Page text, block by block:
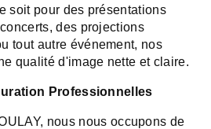
soit pour des présentations
des projections
tout autre événement, nos
qualité d'image nette et claire.
Professionnelles
nous nous occupons de